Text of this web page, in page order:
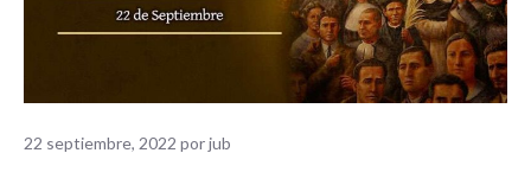
22 septiembre, 2022 porjub